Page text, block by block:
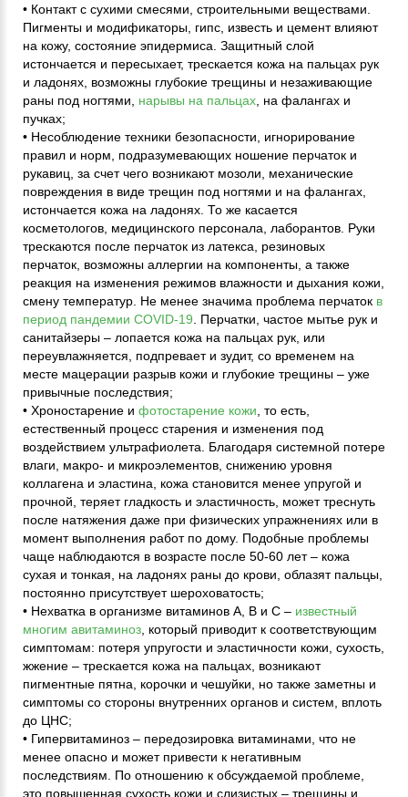
• Контакт с сухими смесями, строительными веществами.
Пигменты и модификаторы, гипс, известь и цемент влияют
на кожу, состояние эпидермиса. Защитный слой
истончается и пересыхает, трескается кожа на пальцах рук
и ладонях, возможны глубокие трещины и незаживающие
раны под ногтями, нарывы на пальцах , на фалангах и
пучках;
• Несоблюдение техники безопасности, игнорирование
правил и норм, подразумевающих ношение перчаток и
рукавиц, за счет чего возникают мозоли, механические
повреждения в виде трещин под ногтями и на фалангах,
истончается кожа на ладонях. То же касается
косметологов, медицинского персонала, лаборантов. Руки
трескаются после перчаток из латекса, резиновых
перчаток, возможны аллергии на компоненты, а также
реакция на изменения режимов влажности и дыхания кожи,
смену температур. Не менее значима проблема перчаток в
период пандемии COVID-19 . Перчатки, частое мытье рук и
санитайзеры – лопается кожа на пальцах рук, или
переувлажняется, подпревает и зудит, со временем на
месте мацерации разрыв кожи и глубокие трещины – уже
привычные последствия;
• Хроностарение и фотостарение кожи , то есть,
естественный процесс старения и изменения под
воздействием ультрафиолета. Благодаря системной потере
влаги, макро- и микроэлементов, снижению уровня
коллагена и эластина, кожа становится менее упругой и
прочной, теряет гладкость и эластичность, может треснуть
после натяжения даже при физических упражнениях или в
момент выполнения работ по дому. Подобные проблемы
чаще наблюдаются в возрасте после 50-60 лет – кожа
сухая и тонкая, на ладонях раны до крови, облазят пальцы,
постоянно присутствует шероховатость;
• Нехватка в организме витаминов А, В и С – известный
многим авитаминоз , который приводит к соответствующим
симптомам: потеря упругости и эластичности кожи, сухость,
жжение – трескается кожа на пальцах, возникают
пигментные пятна, корочки и чешуйки, но также заметны и
симптомы со стороны внутренних органов и систем, вплоть
до ЦНС;
• Гипервитаминоз – передозировка витаминами, что не
менее опасно и может привести к негативным
последствиям. По отношению к обсуждаемой проблеме,
это повышенная сухость кожи и слизистых – трещины и